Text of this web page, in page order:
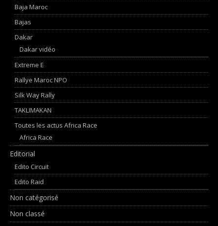
Baja Maroc
Bajas
Dakar
Dakar vidéo
Extreme E
Rallye Maroc NPO
Silk Way Rally
TAKLIMAKAN
Toutes les actus Africa Race
Africa Race
Editorial
Edito Circuit
Edito Raid
Non catégorisé
Non classé